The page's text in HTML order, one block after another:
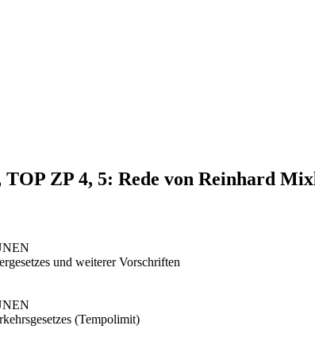
TOP ZP 4, 5: Rede von Reinhard
und weiterer Vorschriften
(Tempolimit)